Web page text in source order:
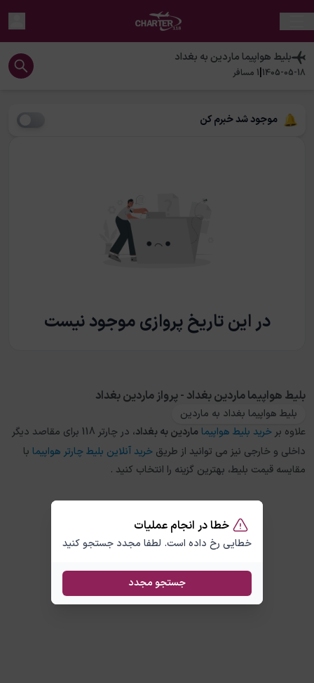
خطا در انجام عملیات
خطایی رخ داده است. لطفا مجدد جستجو کنید
جستجو مجدد
بلیط هواپیماماردین به بغداد
1405-05-18
|
1 مسافر
موجود شد خبرم کن
در این تاریخ پروازی موجود نیست
بلیط هواپیما ماردین بغداد - پرواز ماردین بغداد
بلیط هواپیما بغداد به ماردین
علاوه بر خرید بلیط هواپیما ماردینبهبغداد
، در چارتر 118 برای مقاصد دیگر
داخلی و خارجی نیز می توانید از طریق خرید آنلاین بلیط چارتر هواپیما با
مقایسه قیمت بلیط، بهترین گزینه را انتخاب کنید .